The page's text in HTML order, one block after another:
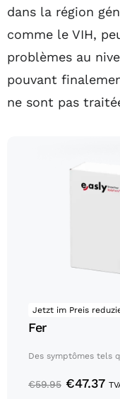
dans la région
comme le VIH,
problèmes au
pouvant
ne sont pas
Jetzt im Preis
Fer
Des symptômes tels
€59.95 €47.37